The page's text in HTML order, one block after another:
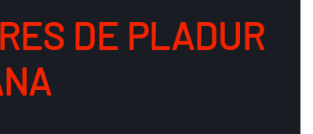
DE PLADUR